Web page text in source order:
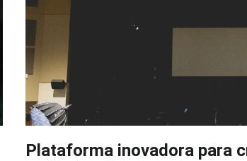
Plataforma inovadora para